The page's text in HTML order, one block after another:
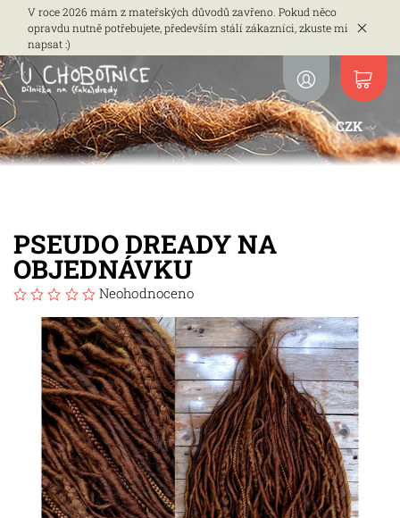
V roce 2026 mám z mateřských důvodů zavřeno. Pokud něco
opravdu nutně potřebujete, především stálí zákazníci, zkuste mi
napsat :)
CZK
PSEUDO DREADY NA
OBJEDNÁVKU
Neohodnoceno